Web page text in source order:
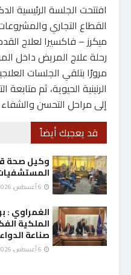
افتتحت الجلسة الرئيسية
القطاع التجاري
ميكرز – فاكسيرا لعلاج
رحلة علاج المريض داخل
مرورًا بتلقي الجلسات
الرنينية الحيوية، ثم
إلى مراحل التحسن
قد يعجبك أيضاً
وكيل صحة
الغمراوي :
الملكية
صناعة الدواء